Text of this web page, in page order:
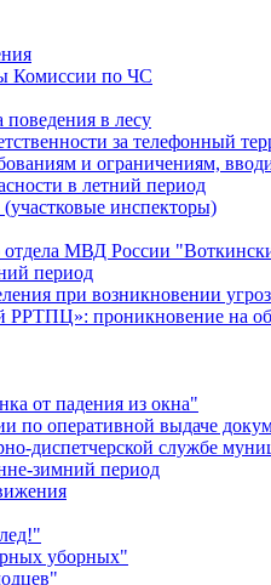
Комиссии по ЧС
в лесу
за телефонный
и ограничениям,
в летний период
инспекторы)
МВД России
период
при возникновении
проникновение на
от падения из окна"
по оперативной выдаче
диспетчерской службе
зимний период
уборных"